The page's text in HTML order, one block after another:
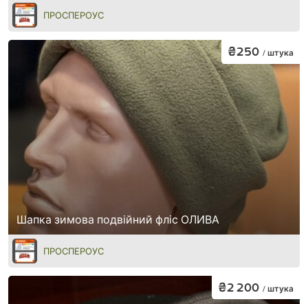
ПРОСПЕРОУС
Шапка зимова подвійний фліс ОЛИВА
₴250 / штука
ПРОСПЕРОУС
₴2 200 / штука